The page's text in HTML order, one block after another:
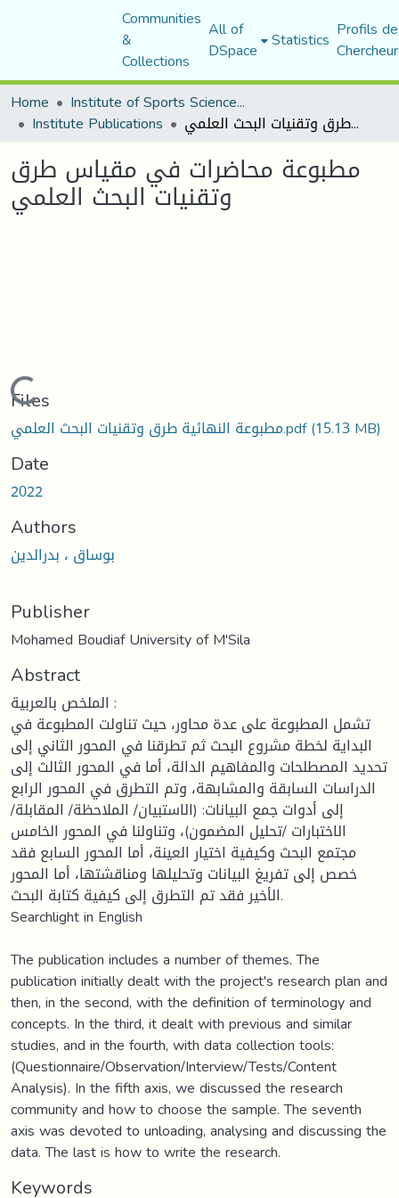
Communities
&
Collections
All of
DSpace Statistics Profils
Home
Institute of Sports Sciences and Techniques
Institute Publications مطبوعة محاضرات في مقياس طرق وتقنيات البحث العلمي
مطبوعة محاضرات في مقياس طرق
وتقنيات البحث العلمي
Loading...
Files
مطبوعة النهائية طرق وتقنيات البحث العلمي.pdf(15.13 MB)
Date
2022
Authors
بوساق ، بدرالدين
Publisher
Mohamed Boudiaf University of M'Sila
Abstract
الملخص بالعربية :
تشمل المطبوعة على عدة محاور، حيث تناولت المطبوعة في
البداية لخطة مشروع البحث ثم تطرقنا في المحور الثاني إلى
تحديد المصطلحات والمفاهيم الدالة، أما في المحور الثالث إلى
الدراسات السابقة والمشابهة، وتم التطرق في المحور الرابع
إلى أدوات جمع البيانات: (الاستبيان/ الملاحظة/ المقابلة/
الاختبارات /تحليل المضمون)، وتناولنا في المحور الخامس
مجتمع البحث وكيفية اختيار العينة، أما المحور السابع فقد
خصص إلى تفريغ البيانات وتحليلها ومناقشتها، أما المحور
الأخير فقد تم التطرق إلى كيفية كتابة البحث.
Searchlight in English
The publication includes a number of themes. The
publication initially dealt with the project's research plan and
then, in the second, with the definition of terminology and
concepts. In the third, it dealt with previous and similar
studies, and in the fourth, with data collection tools:
(Questionnaire/Observation/Interview/Tests/Content
Analysis). In the fifth axis, we discussed the research
community and how to choose the sample. The seventh
axis was devoted to unloading, analysing and discussing the
data. The last is how to write the research.
Keywords